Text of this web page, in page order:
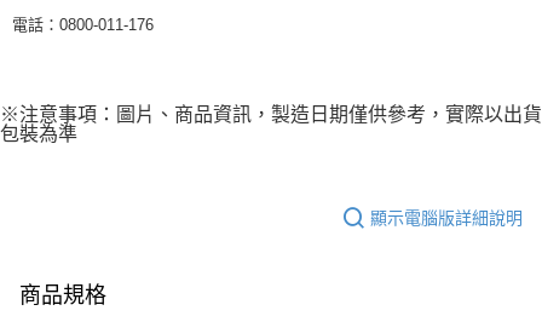
電話：0800-011-176
※注意事項：圖片、商品資訊，製造日期僅供參考，實際以出貨
包裝為準
顯示電腦版詳細說明
商品規格